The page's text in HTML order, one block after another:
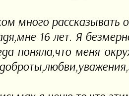
много рассказывать
16 лет. Я
поняла,что меня